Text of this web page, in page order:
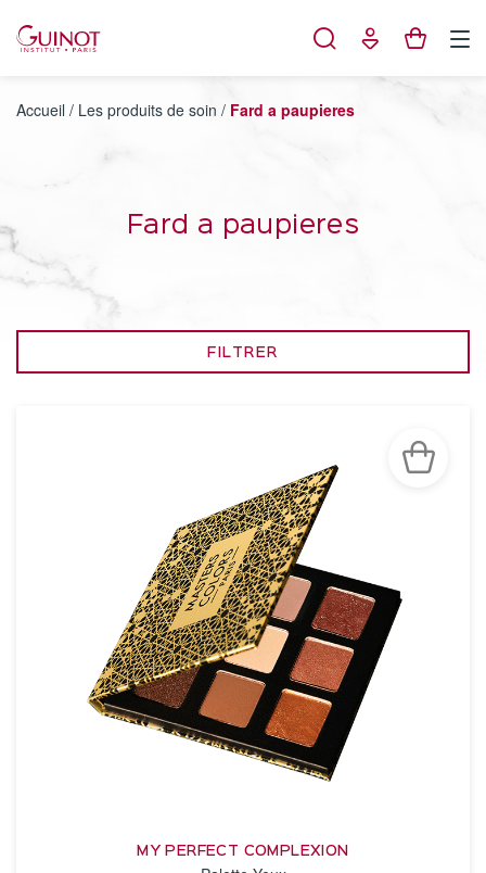
Accueil / Les produits de soin / Fard a paupieres
Fard a paupieres
FILTRER
MY PERFECT COMPLEXION